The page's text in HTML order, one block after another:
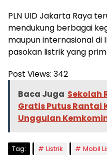
PLN UID Jakarta Raya
mendukung berbagai
maupun internasional di
pasokan listrik yang
Post Views: 342
Baca Juga Sekolah
Gratis Putus Rantai
Unggulan
Tag: Listrik Mobil